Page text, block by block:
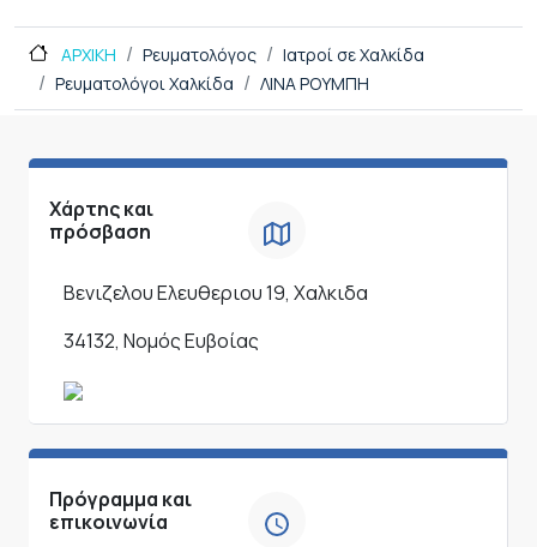
ΑΡΧΙΚΗ Ρευματολόγος
Ιατροί σε Χαλκίδα
Ρευματολόγοι Χαλκίδα
ΛΙΝΑ ΡΟΥΜΠΗ
Χάρτης και
πρόσβαση
Βενιζελου Ελευθεριου 19, Χαλκιδα
34132, Νομός Ευβοίας
Πρόγραμμα και
επικοινωνία